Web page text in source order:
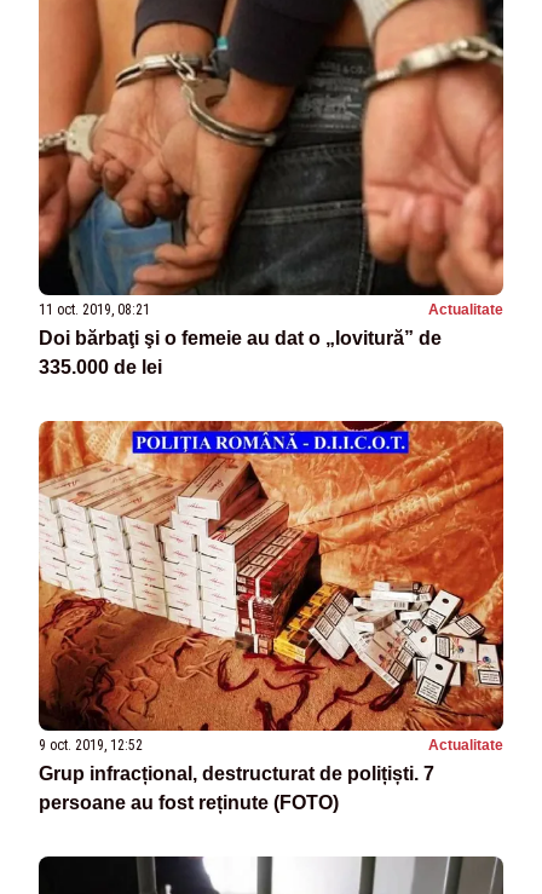
11 oct. 2019, 08:21 Actualitate
Doi bărbaţi şi o femeie au dat o „lovitură” de
335.000 de lei
9 oct. 2019, 12:52 Actualitate
Grup infracțional, destructurat de polițiști. 7
persoane au fost reținute (FOTO)